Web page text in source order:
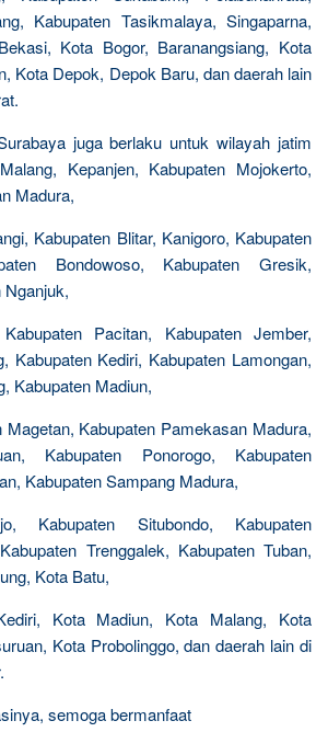
Kabupaten Tasikmalaya, Singaparna,
Kota Bogor, Baranangsiang, Kota
Kota Depok, Depok Baru, dan daerah lain
juga berlaku untuk wilayah jatim
Kepanjen, Kabupaten Mojokerto,
Madura,
Kabupaten Blitar, Kanigoro, Kabupaten
Bondowoso, Kabupaten Gresik,
Nganjuk,
Pacitan, Kabupaten Jember,
Kabupaten Kediri, Kabupaten Lamongan,
Kabupaten Madiun,
Magetan, Kabupaten Pamekasan Madura,
Kabupaten Ponorogo, Kabupaten
Kabupaten Sampang Madura,
Kabupaten Situbondo, Kabupaten
Trenggalek, Kabupaten Tuban,
Kota Batu,
Kota Madiun, Kota Malang, Kota
Kota Probolinggo, dan daerah lain di
semoga bermanfaat